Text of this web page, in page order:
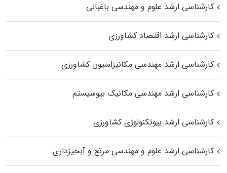
کارشناسی ارشد علوم و مهندسی باغبانی
کارشناسی ارشد اقتصاد کشاورزی
کارشناسی ارشد مهندسی مکانیزاسیون کشاورزی
کارشناسی ارشد مهندسی مکانیک بیوسیستم
کارشناسی ارشد بیوتکنولوژی کشاورزی
کارشناسی ارشد علوم و مهندسی مرتع و آبخیزداری